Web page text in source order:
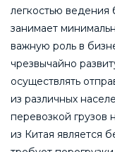
легкостью ведения
занимает
важную роль в
чрезвычайно
осуществлять
из различных
перевозкой грузов
из Китая является